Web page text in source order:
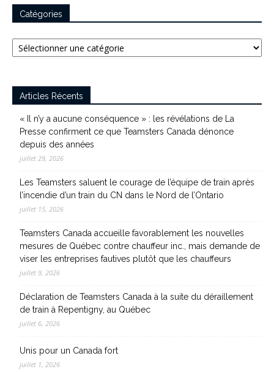
Catégories
Catégories
Articles Récents
« Il n’y a aucune conséquence » : les révélations de La
Presse confirment ce que Teamsters Canada dénonce
depuis des années
juillet 29, 2026
Les Teamsters saluent le courage de l’équipe de train après
l’incendie d’un train du CN dans le Nord de l’Ontario
juillet 15, 2026
Teamsters Canada accueille favorablement les nouvelles
mesures de Québec contre chauffeur inc., mais demande de
viser les entreprises fautives plutôt que les chauffeurs
juillet 9, 2026
Déclaration de Teamsters Canada à la suite du déraillement
de train à Repentigny, au Québec
juillet 6, 2026
Unis pour un Canada fort
juillet 1, 2026